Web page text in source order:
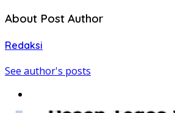
About Post Author
Redaksi
See author's posts